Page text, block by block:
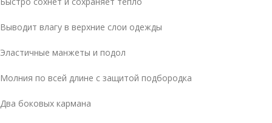
Выводит влагу в верхние слои одежды
Эластичные манжеты и подол
Молния по всей длине с защитой подбородка
Два боковых кармана